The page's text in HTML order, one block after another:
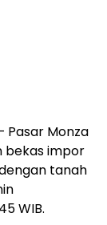
Pasar Monza
bekas impor
tanah
WIB.